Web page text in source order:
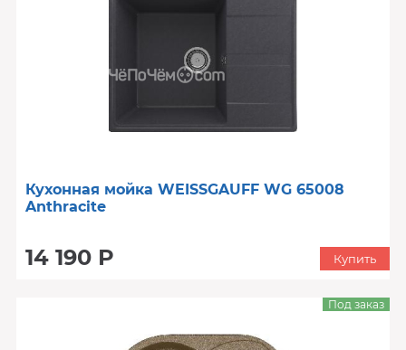
Кухонная мойка WEISSGAUFF WG 65008
Anthracite
14 190 Р Купить
Под заказ